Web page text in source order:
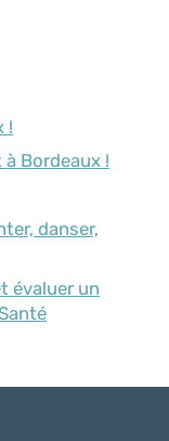
!
Bordeaux !
danser,
évaluer un